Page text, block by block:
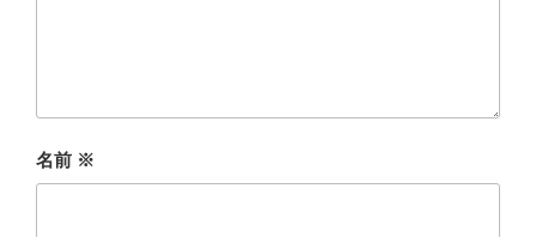
名前 ※